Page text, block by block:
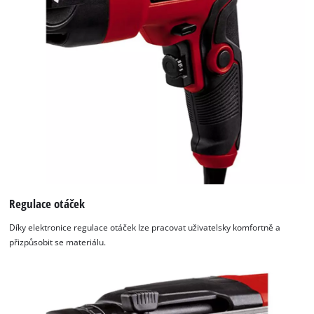
Regulace otáček
Díky elektronice regulace otáček lze pracovat uživatelsky komfortně a
přizpůsobit se materiálu.